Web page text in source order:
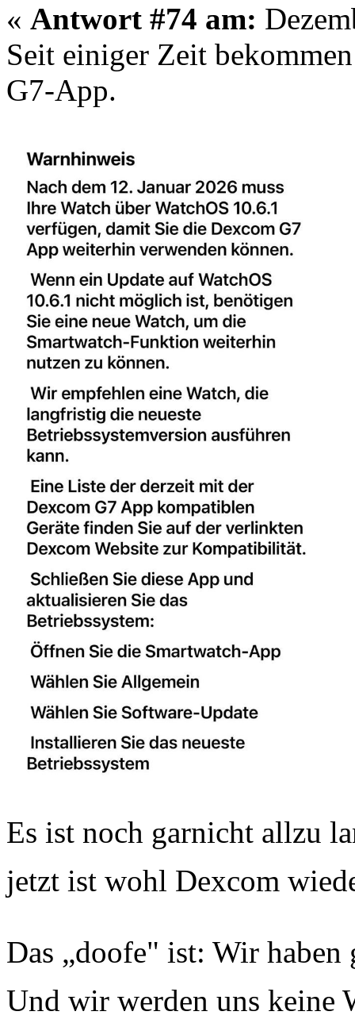
« Antwort #74 am:
Seit einiger Zeit
G7-App.
Es ist noch garnicht allzu
jetzt ist wohl Dexcom
Das „doofe" ist: Wir haben
Und wir werden uns keine